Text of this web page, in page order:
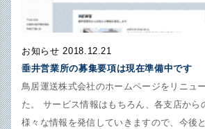
お知らせ 2018.12.21
垂井営業所の募集要項は現在準備中です
鳥居運送株式会社のホームページをリニュ
た。 サービス情報はもちろん、各支店から
様々な情報を発信していきますので、今後